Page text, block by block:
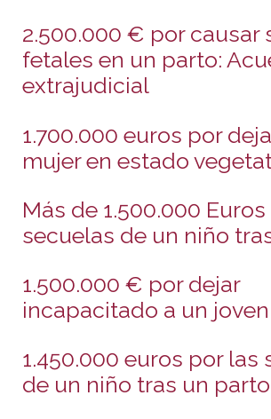
2.500.000 € por causar
fetales en un parto:
extrajudicial
1.700.000 euros por
mujer en estado
Más de 1.500.000
secuelas de un niño
1.500.000 € por dejar
incapacitado a un joven
1.450.000 euros por las
de un niño tras un parto